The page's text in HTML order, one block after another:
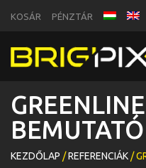
KOSÁR PÉNZTÁR
KEZDŐLAP /REFERENCIÁK /